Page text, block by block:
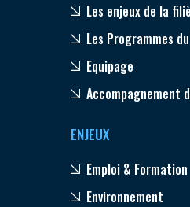
Les enjeux de la
Les Programmes du
Equipage
Accompagnement
ENJEUX
Emploi & Formation
Environnement